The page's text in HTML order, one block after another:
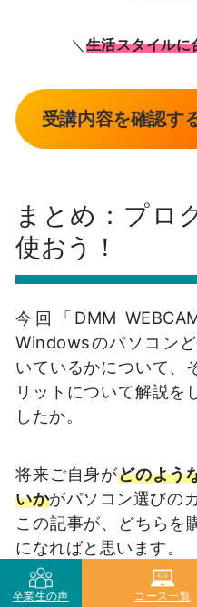
＼ 生活スタイルに
受講内容を確認す
まとめ：プロ
使おう！
今回「DMM
Windowsのパソコン
いているかについて、
リットについて解説を
したか。
将来ご自身がどのよう
いかがパソコン選びの
この記事が、どちらを
になればと思います。
卒業生の声 コース一覧